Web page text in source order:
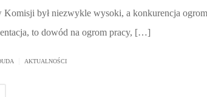
Komisji był niezwykle wysoki, a konkurencja
to dowód na ogrom pracy, […]
AKTUALNOŚCI